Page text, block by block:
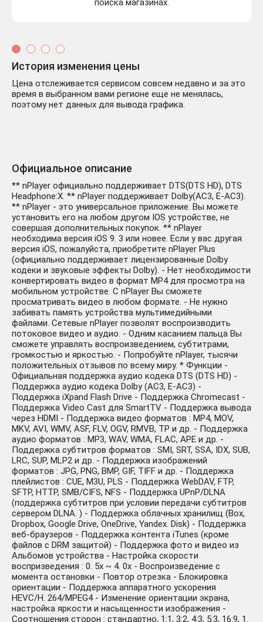
поиска магазинах.
История изменения цены
Цена отслеживается сервисом совсем недавно и за это
время в выбранном вами регионе еще не менялась,
поэтому нет данных для вывода графика.
Официальное описание
** nPlayer официально поддерживает DTS(DTS HD), DTS
Headphone:X. ** nPlayer поддерживает Dolby(AC3, E-AC3).
** nPlayer - это универсальное приложение. Вы можете
установить его на любом другом IOS устройстве, не
совершая дополнительных покупок. ** nPlayer
необходима версия iOS 9. 3 или новее. Если у вас другая
версия iOS, пожалуйста, приобретите nPlayer Plus
(официально поддерживает лицензированные Dolby
кодеки и звуковые эффекты Dolby). - Нет необходимости
конвертировать видео в формат MP4 для просмотра на
мобильном устройстве. С nPlayer Вы сможете
просматривать видео в любом формате. - Не нужно
забивать память устройства мультимедийными
файлами. Сетевые nPlayer позволят воспроизводить
потоковое видео и аудио. - Одним касанием пальца Вы
сможете управлять воспроизведением, субтитрами,
громкостью и яркостью. - Попробуйте nPlayer, тысячи
положительных отзывов по всему миру. * Функции -
Официальная поддержка аудио кодека DTS (DTS HD) -
Поддержка аудио кодека Dolby (AC3, E-AC3) -
Поддержка iXpand Flash Drive - Поддержка Chromecast -
Поддержка Video Cast для SmartTV - Поддержка вывода
через HDMI - Поддержка видео форматов : MP4, MOV,
MKV, AVI, WMV, ASF, FLV, OGV, RMVB, TP и др. - Поддержка
аудио форматов : MP3, WAV, WMA, FLAC, APE и др. -
Поддержка субтитров форматов : SMI, SRT, SSA, IDX, SUB,
LRC, SUP, MLP2 и др. - Поддержка изображений
форматов : JPG, PNG, BMP, GIF, TIFF и др. - Поддержка
плейлистов : CUE, M3U, PLS - Поддержка WebDAV, FTP,
SFTP, HTTP, SMB/CIFS, NFS - Поддержка UPnP/DLNA
(поддержка субтитров при условии передачи субтитров
сервером DLNA. ) - Поддержка облачных хранилищ (Box,
Dropbox, Google Drive, OneDrive, Yandex. Disk) - Поддержка
веб-браузеров - Поддержка контента iTunes (кроме
файлов с DRM защитой) - Поддержка фото и видео из
Альбомов устройства - Настройка скорости
воспризведения : 0. 5x ~ 4. 0x - Воспроизведение с
момента остановки - Повтор отрезка - Блокировка
ориентации - Поддержка аппаратного ускорения
HEVC/H. 264/MPEG4 - Изменение ориентации экрана,
настройка яркости и насыщенности изображения -
Соотношения сторон : стандартно, 1:1, 3:2, 4:3, 5:3, 16:9, 1.